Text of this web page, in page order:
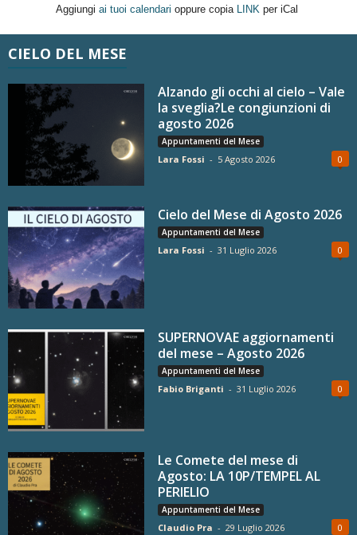
Aggiungi ai tuoi calendari oppure copia LINK per iCal
CIELO DEL MESE
Alzando gli occhi al cielo – Vale
la sveglia?Le congiunzioni di
agosto 2026
Appuntamenti del Mese
Lara Fossi - 5 Agosto 2026 0
Cielo del Mese di Agosto 2026
Appuntamenti del Mese
Lara Fossi - 31 Luglio 2026 0
SUPERNOVAE aggiornamenti
del mese – Agosto 2026
Appuntamenti del Mese
Fabio Briganti - 31 Luglio 2026 0
Le Comete del mese di
Agosto: LA 10P/TEMPEL AL
PERIELIO
Appuntamenti del Mese
Claudio Pra - 29 Luglio 2026 0